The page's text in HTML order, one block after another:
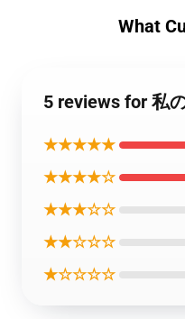
What
5 reviews for 私
★★★★★
★★★★☆
★★★☆☆
★★☆☆☆
★☆☆☆☆